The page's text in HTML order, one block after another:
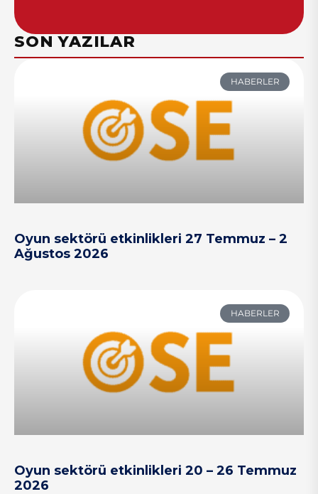
SON YAZILAR
HABERLER
Oyun sektörü etkinlikleri 27 Temmuz – 2
Ağustos 2026
HABERLER
Oyun sektörü etkinlikleri 20 – 26 Temmuz
2026